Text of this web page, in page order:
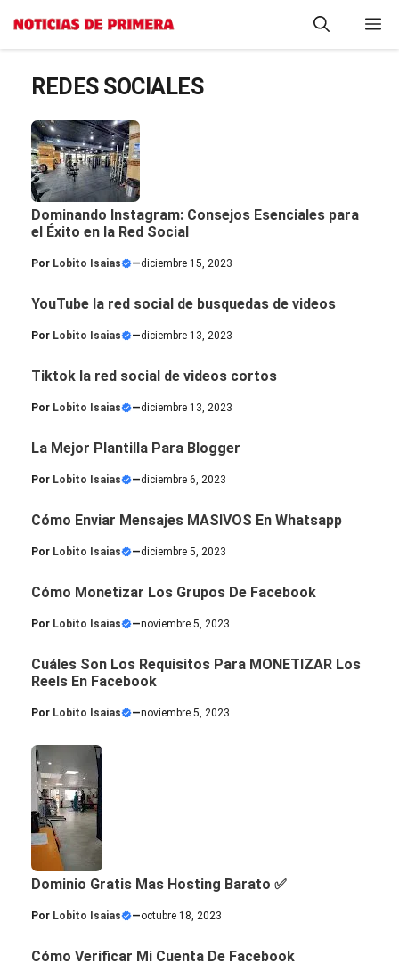
Saltar
REDES SOCIALES
Dominando Instagram: Consejos Esenciales para
el Éxito en la Red Social
Por Lobito Isaias —diciembre 15, 2023
YouTube la red social de busquedas de videos
Por Lobito Isaias —diciembre 13, 2023
Tiktok la red social de videos cortos
Por Lobito Isaias —diciembre 13, 2023
La Mejor Plantilla Para Blogger
Por Lobito Isaias —diciembre 6, 2023
Cómo Enviar Mensajes MASIVOS En Whatsapp
Por Lobito Isaias —diciembre 5, 2023
Cómo Monetizar Los Grupos De Facebook
Por Lobito Isaias —noviembre 5, 2023
Cuáles Son Los Requisitos Para MONETIZAR Los
Reels En Facebook
Por Lobito Isaias —noviembre 5, 2023
Dominio Gratis Mas Hosting Barato ✅
Por Lobito Isaias —octubre 18, 2023
Cómo Verificar Mi Cuenta De Facebook